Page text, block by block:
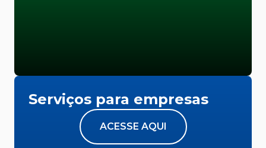
Serviços para empresas
ACESSE AQUI